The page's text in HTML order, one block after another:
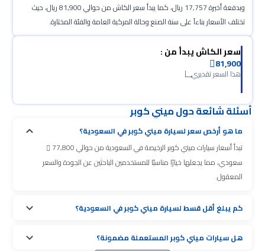
وبدفعة أخيرة 17,757 ريال، كما يبدأ سعر الكاش من حوالي 81,900 ريال، حيث
تختلف الأسعار بناءآ على سنة الصنع وحالة المركبة العامة والفئة المختارة.
سعر الكاش يبدأ من :
81,900
هذا السعر تقديري
أسئلة شائعة حول ميني كوبر
ما هو أرخص سعر لسيارة ميني كوبر في السعودية؟
تبدأ أسعار سيارات ميني كوبر الرخيصة في السعودية من حوالي 77,800
سعودي، مما يجعلها خيارًا مناسبًا للمستخدمين الباحثين عن الجودة والسعر
المعقول.
كم يبلغ أقل قسط لسيارة ميني كوبر في السعودية؟
هل سيارات ميني كوبر المستعملة مضمونة؟